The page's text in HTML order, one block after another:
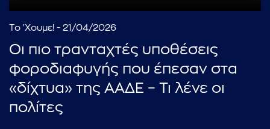
Το 'Χουμε! - 21/04/2026
Οι πιο τρανταχτές υποθέσεις
φοροδιαφυγής που έπεσαν στα
«δίχτυα» της ΑΑΔΕ – Τι λένε οι
πολίτες